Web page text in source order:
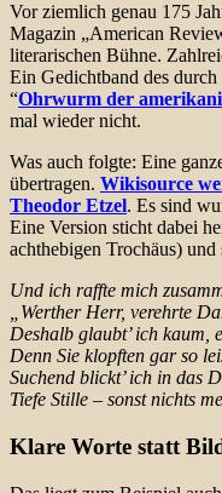
Vor ziemlich genau 175
Magazin „American
literarischen Bühne.
Ein Gedichtband des
“Ohrwurm der
mal wieder nicht.
Was auch folgte: Eine
übertragen. Wikisource
Theodor Etzel. Es sind
Eine Version sticht dabei
achthebigen Trochäus)
Und ich raffte mich
„Werther Herr, verehrte
Deshalb glaubt’ ich kaum,
Denn Sie klopften gar so
Suchend blickt’ ich in das
Tiefe Stille – sonst nichts
Klare Worte statt